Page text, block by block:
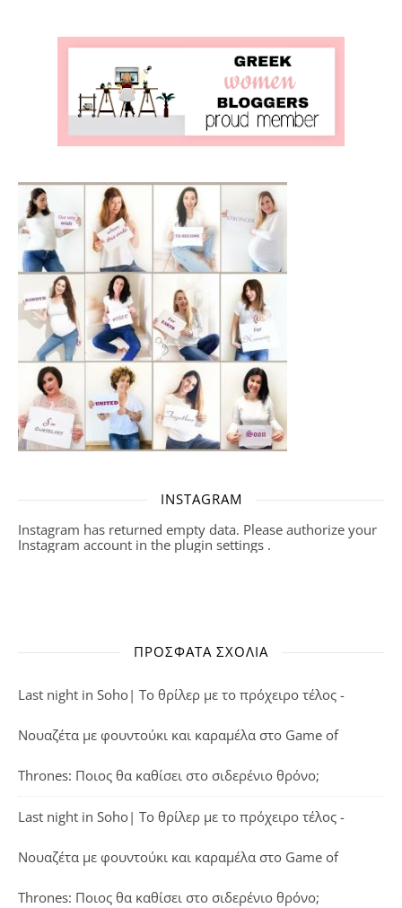
INSTAGRAM
Instagram has returned empty data. Please authorize your
Instagram account in the plugin settings .
ΠΡΌΣΦΑΤΑ ΣΧΌΛΙΑ
Last night in Soho| Το θρίλερ με το πρόχειρο τέλος -
Νουαζέτα με φουντούκι και καραμέλα στο Game of
Thrones: Ποιος θα καθίσει στο σιδερένιο θρόνο;
Last night in Soho| Το θρίλερ με το πρόχειρο τέλος -
Νουαζέτα με φουντούκι και καραμέλα στο Game of
Thrones: Ποιος θα καθίσει στο σιδερένιο θρόνο;